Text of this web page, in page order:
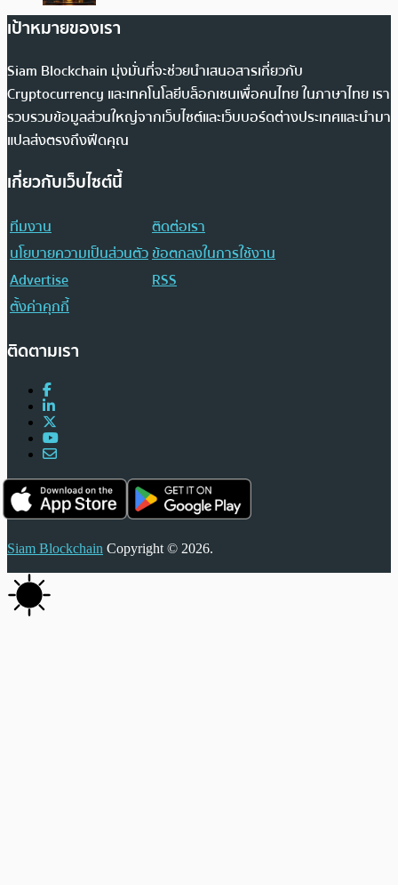
เป้าหมายของเรา
Siam Blockchain มุ่งมั่นที่จะช่วยนำเสนอสารเกี่ยวกับ
Cryptocurrency และเทคโนโลยีบล็อกเชนเพื่อคนไทย ในภาษาไทย เรา
รวบรวมข้อมูลส่วนใหญ่จากเว็บไซต์และเว็บบอร์ดต่างประเทศและนำมา
แปลส่งตรงถึงฟีดคุณ
เกี่ยวกับเว็บไซต์นี้
ทีมงาน
ติดต่อเรา
นโยบายความเป็นส่วนตัวข้อตกลงในการใช้งาน
Advertise
RSS
ตั้งค่าคุกกี้
ติดตามเรา
Siam Blockchain Copyright © 2026.